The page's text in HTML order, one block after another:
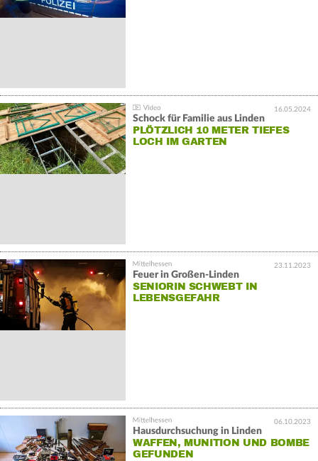
16.05.2024
Schock für Familie aus Linden
PLÖTZLICH 10 METER TIEFES
LOCH IM GARTEN
23.11.2023
Feuer in Großen-Linden
SENIORIN SCHWEBT IN
LEBENSGEFAHR
06.10.2023
Hausdurchsuchung in Linden
WAFFEN, MUNITION UND BOMBE
GEFUNDEN